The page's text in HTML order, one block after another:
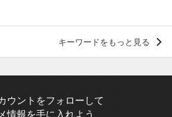
キーワードをもっと見る
ウントをフォローして
情報を手に入れよう